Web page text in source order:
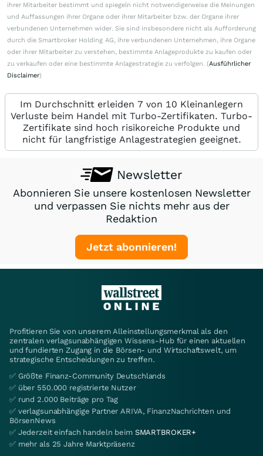
ihrer Mitarbeiter bestimmt und spiegeln nicht notwendigerweise die Meinungen
und Auffassungen ihrer Organe oder ihrer Mitarbeiter bzw. der Organe ihrer
verbundenen Unternehmen wider. Sie sind insbesondere nicht als Aufforderung
durch die Smartbroker Holding AG, ihre verbundenen Unternehmen, ihre Organe
oder ihrer Mitarbeiter zu verstehen, bestimmte Anlageprodukte zu kaufen oder
zu verkaufen oder eine bestimmte Anlagestrategie zu verfolgen. (Ausführlicher
Disclaimer)
Im Durchschnitt erleiden 7 von 10 Kleinanlegern
Verluste beim Handel mit Turbo-Zertifikaten. Turbo-
Zertifikate sind hoch risikoreiche Produkte und
nicht für langfristige Anlagestrategien geeignet.
Newsletter
Abonnieren Sie unsere kostenlosen Newsletter
und verpassen Sie nichts mehr aus der
Redaktion
Jetzt abonnieren!
Profitieren Sie von unserem Alleinstellungsmerkmal als den
zentralen verlagsunabhängigen Wissens-Hub für einen aktuellen
und fundierten Zugang in die Börsen- und Wirtschaftswelt, um
strategische Entscheidungen zu treffen.
✅ Größte Finanz-Community Deutschlands
✅ über 550.000 registrierte Nutzer
✅ rund 2.000 Beiträge pro Tag
✅ verlagsunabhängige Partner ARIVA, FinanzNachrichten und
BörsenNews
✅ Jederzeit einfach handeln beim SMARTBROKER+
✅ mehr als 25 Jahre Marktpräsenz